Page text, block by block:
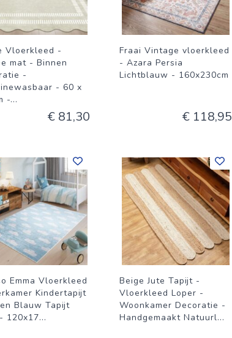
Vloerkleed -
mat - Binnen
-
- 60 x
-...
€ 81,30
Fraai Vintage vloerkleed
- Azara Persia
Lichtblauw - 160x230cm
€ 118,95
Emma Vloerkleed
Kindertapijt
Blauw Tapijt
120x17...
Beige Jute Tapijt -
Vloerkleed Loper -
Woonkamer Decoratie -
Handgemaakt Natuurl...